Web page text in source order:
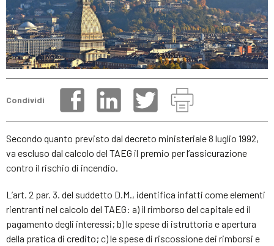
Condividi
Secondo quanto previsto dal decreto ministeriale 8 luglio 1992,
va escluso dal calcolo del TAEG il premio per l’assicurazione
contro il rischio di incendio.
L’art. 2 par. 3. del suddetto D.M., identifica infatti come elementi
rientranti nel calcolo del TAEG: a) il rimborso del capitale ed il
pagamento degli interessi; b) le spese di istruttoria e apertura
della pratica di credito; c) le spese di riscossione dei rimborsi e